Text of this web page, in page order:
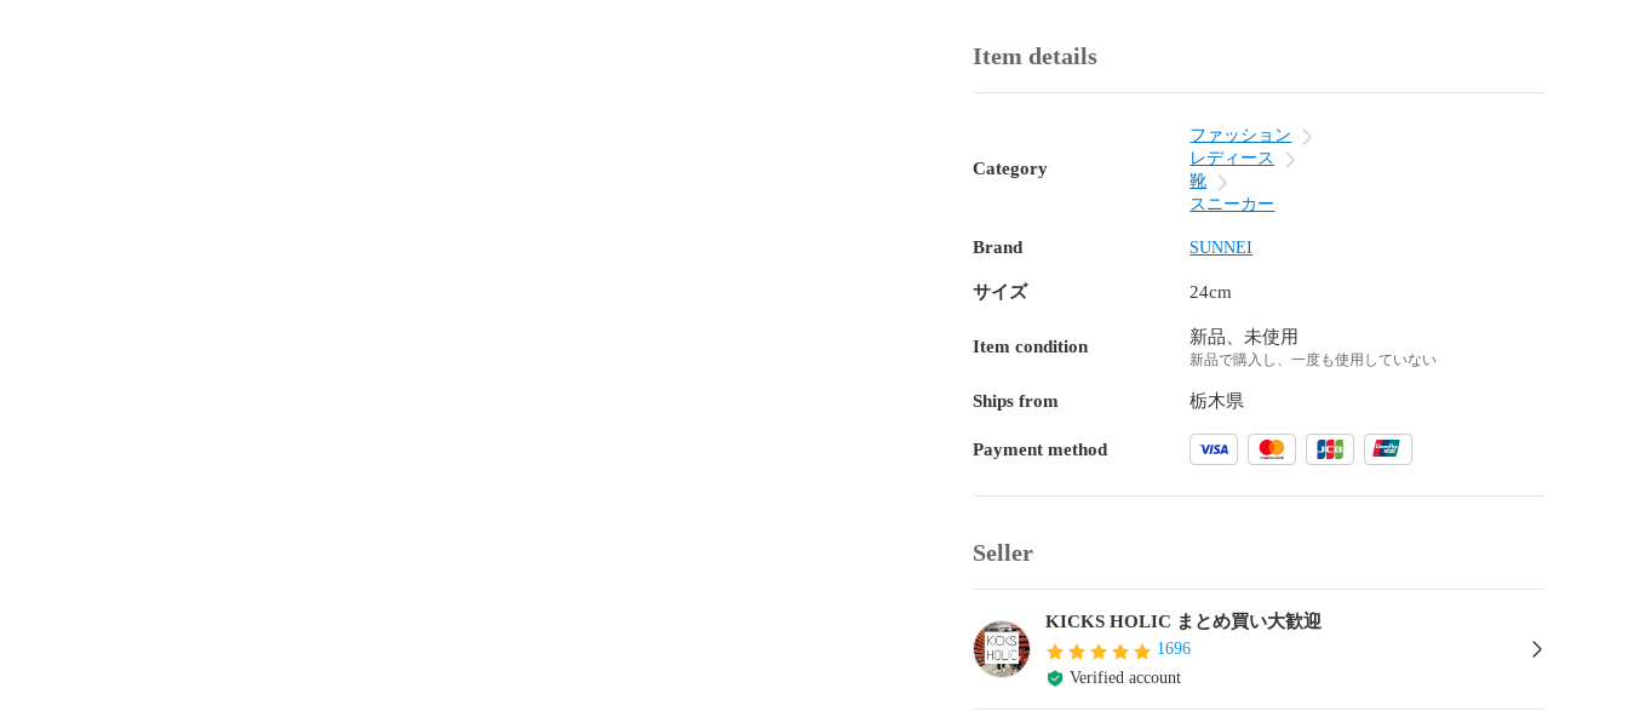
Item details
Category
ファッション
レディース
靴
スニーカー
Brand SUNNEI
サイズ 24cm
Item condition 新品、未使用
新品で購入し、一度も使用していない
Ships from 栃木県
Payment method
Seller
KICKS HOLIC まとめ買い大歓迎
1696
Verified account